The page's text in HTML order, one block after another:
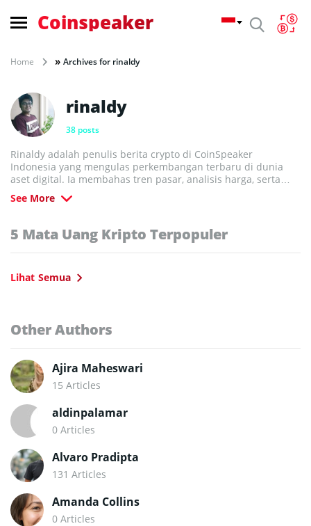
Coinspeaker
Home » Archives for rinaldy
38 posts
rinaldy
Rinaldy adalah penulis berita crypto di CoinSpeaker
Indonesia yang mengulas perkembangan terbaru di dunia
aset digital. Ia membahas tren pasar, analisis harga, serta
inovasi blockchain dengan bahasa yang mudah dipahami.
Berbekal wawasan mendalam, Rinaldy menyajikan informasi
peluang dan risiko di industri crypto. Artikel-artikelnya
membantu audiens tetap terhubung dengan dinamika pasar
yang terus berubah.
See More
5 Mata Uang Kripto Terpopuler
Lihat Semua
Other Authors
Ajira Maheswari
15 Articles
aldinpalamar
0 Articles
Alvaro Pradipta
131 Articles
Amanda Collins
0 Articles